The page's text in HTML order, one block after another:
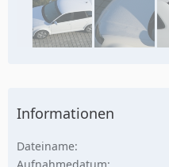
Informationen
Dateiname
Aufnahmedatum